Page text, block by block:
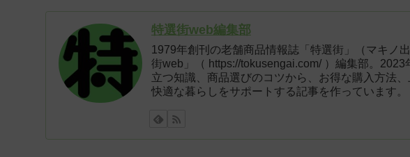
特選街web編集部
1979年創刊の老舗商品情報誌「特選街」（マキノ
街web」（ https://tokusengai.com/ ）編集部。
立つ知識、商品選びのコツから、お得な購入方法
快適な暮らしをサポートする記事を作っています。